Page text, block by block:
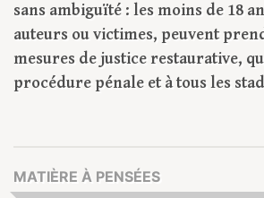
sans ambiguïté : les moins de 18
auteurs ou victimes, peuvent
mesures de justice restaurative,
procédure pénale et à tous les
MATIÈRE À PENSÉES